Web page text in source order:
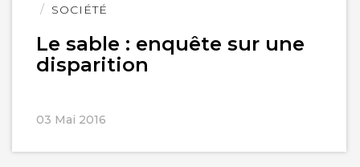
SOCIÉTÉ
Le sable : enquête sur une
disparition
03 Mai 2016
l'article